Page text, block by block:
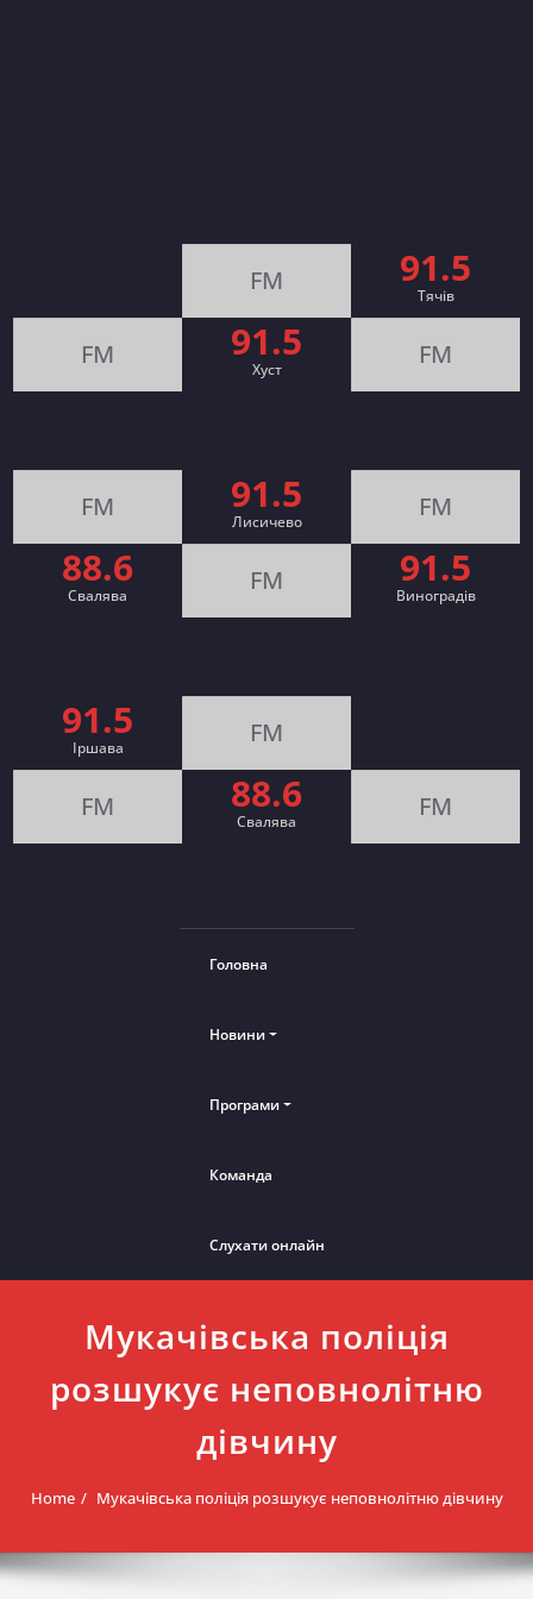
FM 91.5
Тячів
FM 91.5
Хуст FM
FM 91.5
Лисичево FM
88.6
Свалява FM 91.5
Виноградів
91.5
Іршава FM
FM 88.6
Cвалява FM
Головна
Новини
Програми
Команда
Слухати онлайн
Мукачівська поліція
розшукує неповнолітню
дівчину
Home Мукачівська поліція розшукує неповнолітню дівчину